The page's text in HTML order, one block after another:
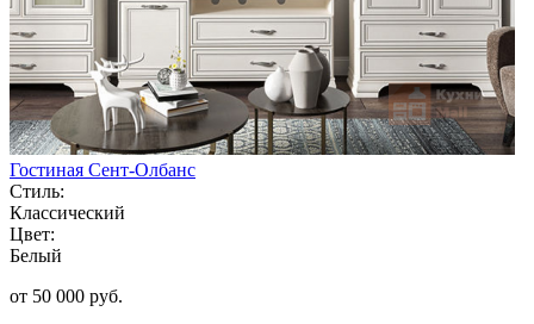
Гостиная Сент-Олбанс
Стиль:
Классический
Цвет:
Белый
от 50 000 руб.